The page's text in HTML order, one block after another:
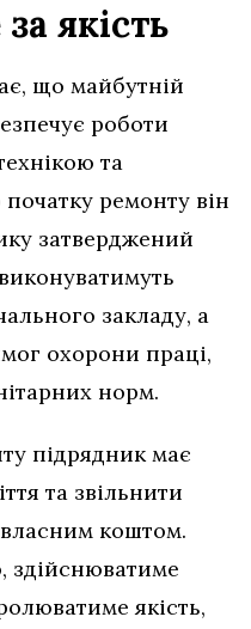
якість
що майбутній
роботи
та
ремонту він
затверджений
закладу, а
охорони праці,
норм.
підрядник має
та звільнити
коштом.
здійснюватиме
якість,